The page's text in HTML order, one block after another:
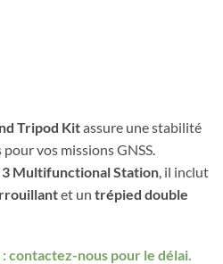
Tripod Kitassure une stabilité
vos missions GNSS.
3 Multifunctional Station, il inclut
et un trépied double
contactez-nous pour le délai.